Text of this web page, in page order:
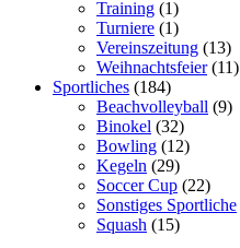
Training (1)
Turniere (1)
Vereinszeitung (13)
Weihnachtsfeier(11)
Sportliches (184)
Beachvolleyball (9)
Binokel (32)
Bowling (12)
Kegeln (29)
Soccer Cup (22)
Sonstiges Sportliche
Squash (15)